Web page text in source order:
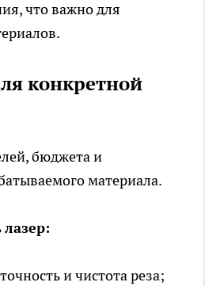
что важно для
конкретной
бюджета и
материала.
лазер:
и чистота реза;